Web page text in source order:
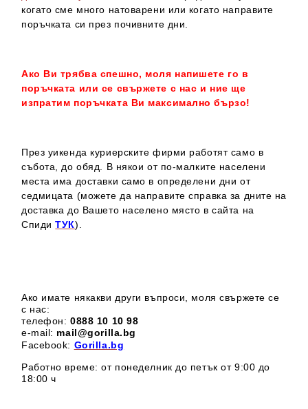
когато сме много натоварени или когато направите
поръчката си през почивните дни.
Ако Ви трябва спешно, моля напишете го в
поръчката или се свържете с нас и ние ще
изпратим поръчката Ви максимално бързо!
През уикенда куриерските фирми работят само в
събота, до обяд. В някои от по-малките населени
места има доставки само в определени дни от
седмицата (можете да направите справка за дните на
доставка до Вашето населено място в сайта на
СпидиТУК).
Ако имате някакви други въпроси, моля свържете се
с нас:
телефон:0888 10 10 98
e-mail: mail@gorilla.bg
Facebook: Gorilla.bg
Работно време: от понеделник до петък от 9:00 до
18:00 ч